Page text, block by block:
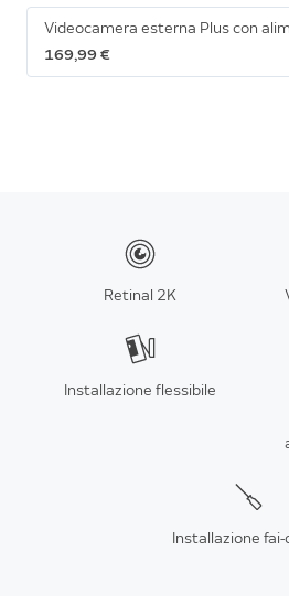
Videocamera esterna Plus con
169,99 €
Retinal 2K
Installazione flessibile
Installazione